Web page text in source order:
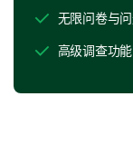
政党认同
您的人口统
我们需要一些
无限问卷与
高级调查功能